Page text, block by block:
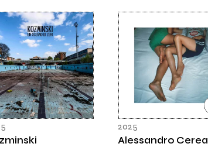
2025
Alessandro Cerea